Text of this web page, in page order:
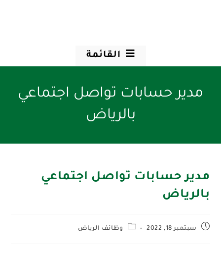
القائمة
مدير حسابات تواصل اجتماعي
بالرياض
مدير حسابات تواصل اجتماعي
بالرياض
سبتمبر 18, 2022 وظائف الرياض